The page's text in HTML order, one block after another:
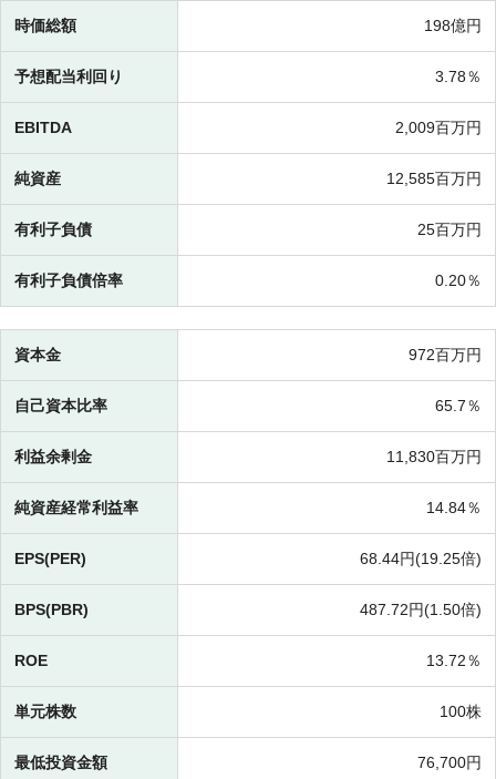
時価総額 198億円
予想配当利回り 3.78％
EBITDA 2,009百万円
純資産 12,585百万円
有利子負債 25百万円
有利子負債倍率 0.20％
資本金 972百万円
自己資本比率 65.7％
利益余剰金 11,830百万円
純資産経常利益率 14.84％
EPS(PER) 68.44円(19.25倍)
BPS(PBR) 487.72円(1.50倍)
ROE 13.72％
単元株数 100株
最低投資金額 76,700円